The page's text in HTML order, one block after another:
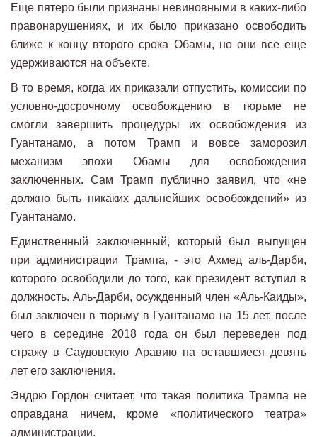
Еще пятеро были признаны невиновными в каких-либо
правонарушениях, и их было приказано освободить
ближе к концу второго срока Обамы, но они все еще
удерживаются на объекте.
В то время, когда их приказали отпустить, комиссии по
условно-досрочному освобождению в тюрьме не
смогли завершить процедуры их освобождения из
Гуантанамо, а потом Трамп и вовсе заморозил
механизм эпохи Обамы для освобождения
заключенных. Сам Трамп публично заявил, что «не
должно быть никаких дальнейших освобождений» из
Гуантанамо.
Единственный заключенный, который был выпущен
при администрации Трампа, - это Ахмед аль-Дарби,
которого освободили до того, как президент вступил в
должность. Аль-Дарби, осужденный член «Аль-Каиды»,
был заключен в тюрьму в Гуантанамо на 15 лет, после
чего в середине 2018 года он был переведен под
стражу в Саудовскую Аравию на оставшиеся девять
лет его заключения.
Эндрю Гордон считает, что такая политика Трампа не
оправдана ничем, кроме «политического театра»
администрации.